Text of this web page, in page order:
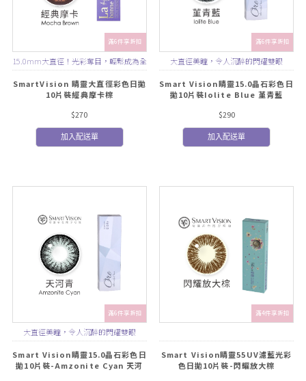
滿6件享折扣
15.0mm大直徑！光彩奪目，輕鬆成為全
場焦點！
SmartVision 睛靈大直徑彩色日拋
10片裝經典摩卡棕
$270
加入配送單
滿6件享折扣
大直徑美瞳，令人沉醉的閃耀雙眼
Smart Vision睛靈15.0晶石彩色日
拋10片裝Iolite Blue 堇青藍
$290
加入配送單
滿6件享折扣
大直徑美瞳，令人沉醉的閃耀雙眼
Smart Vision睛靈15.0晶石彩色日
拋10片裝-Amzonite Cyan 天河
滿4件享折扣
Smart Vision睛靈55UV濾藍光彩
色日拋10片裝-閃耀放大棕